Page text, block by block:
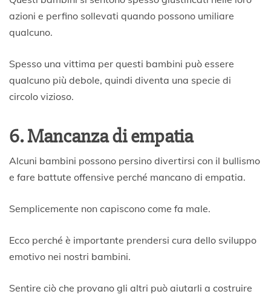
azioni e perfino sollevati quando possono umiliare
qualcuno.
Spesso una vittima per questi bambini può essere
qualcuno più debole, quindi diventa una specie di
circolo vizioso.
6. Mancanza di empatia
Alcuni bambini possono persino divertirsi con il bullismo
e fare battute offensive perché mancano di empatia.
Semplicemente non capiscono come fa male.
Ecco perché è importante prendersi cura dello sviluppo
emotivo nei nostri bambini.
Sentire ciò che provano gli altri può aiutarli a costruire